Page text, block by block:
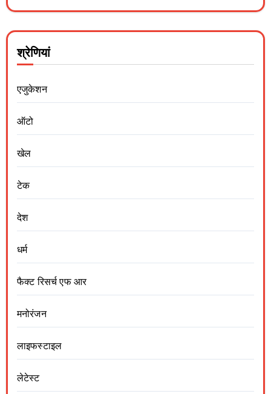
श्रेणियां
एजुकेशन
ऑटो
खेल
टेक
देश
धर्म
फैक्ट रिसर्च एफ आर
मनोरंजन
लाइफस्टाइल
लेटेस्ट